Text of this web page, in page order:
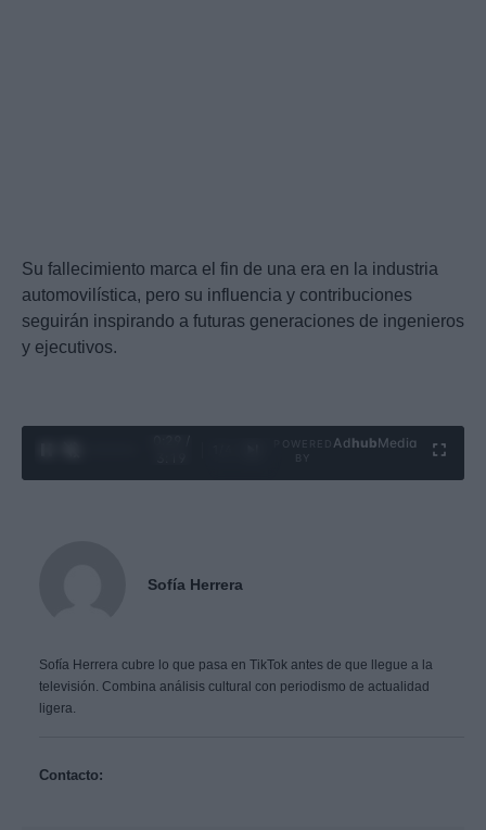
Su fallecimiento marca el fin de una era en la industria
automovilística, pero su influencia y contribuciones
seguirán inspirando a futuras generaciones de ingenieros
y ejecutivos.
Ad hubMedia
Sofía Herrera
Sofía Herrera cubre lo que pasa en TikTok antes de que llegue a la
televisión. Combina análisis cultural con periodismo de actualidad
ligera.
Contacto: